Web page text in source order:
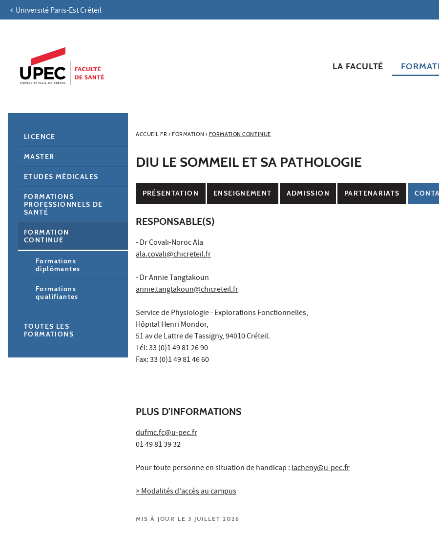
Aller au contenu
Navigation secondaire
Université Paris-Est Créteil
LA FACULTÉ
ACCUEIL FR› FORMATION › FORMATION CONTINUE
DIU LE SOMMEIL ET SA PATHOLOGIE
PRÉSENTATION ENSEIGNEMENT ADMISSION PARTENARIATS
RESPONSABLE(S)
- Dr Covali-Noroc Ala
ala.covali@chicreteil.fr
- Dr Annie Tangtakoun
annie.tangtakoun@chicreteil.fr
Service de Physiologie - Explorations Fonctionnelles,
Hôpital Henri Mondor,
51 av de Lattre de Tassigny, 94010 Créteil.
Tél: 33 (0)1 49 81 26 90
Fax: 33 (0)1 49 81 46 60
PLUS D'INFORMATIONS
dufmc.fc@u-pec.fr
01 49 81 39 32
Pour toute personne en situation de handicap :lacheny@u-pec.fr
> Modalités d'accès au campus
MIS À JOUR LE 3 JUILLET 2026
LICENCE
MASTER
ETUDES MÉDICALES
FORMATIONS
PROFESSIONNELS DE
SANTÉ
FORMATION
CONTINUE
Formations
diplômantes
Formations
qualifiantes
TOUTES LES
FORMATIONS